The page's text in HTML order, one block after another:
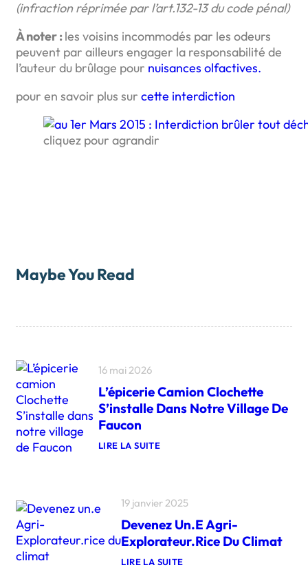
(infraction réprimée par l’art.132-13 du code pénal)
À noter :les voisins incommodés par les odeurs
peuvent par ailleurs engager la responsabilité de
l’auteur du brûlage pour nuisances olfactives.
pour en savoir plus sur cette interdiction
cliquez pour agrandir
Maybe You Read
16 mai 2026
L’épicerie Camion Clochette
S’installe Dans Notre Village De
Faucon
LIRE LA SUITE
P
C
E
R
E
19 janvier 2025
Devenez Un.e Agri-
Explorateur.rice Du Climat
LIRE LA SUITE